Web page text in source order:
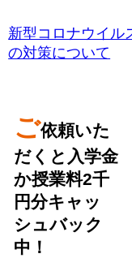
新型コロナウイル
の対策について
ご依頼いた
だくと入学金
か授業料2千
円分キャッ
シュバック
中！